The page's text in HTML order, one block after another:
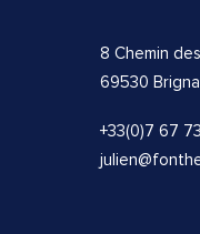
8 Chemin
69530
+33(0)7 67